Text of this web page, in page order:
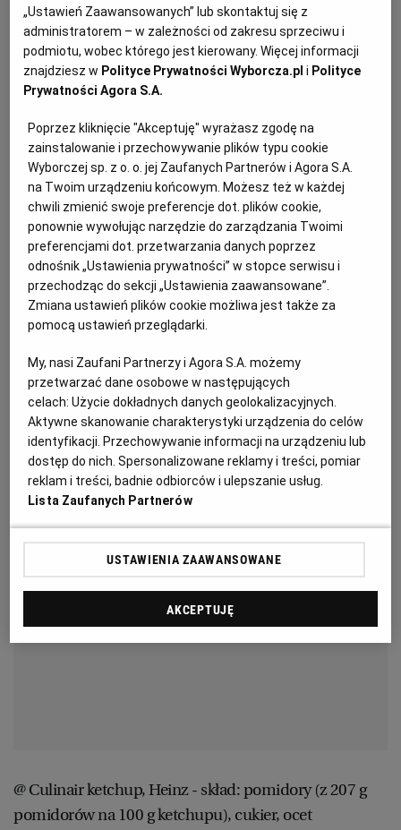
OLSZTYN
PŁOCK
POZNAŃ
RADOM
RYBNIK
RZESZÓW
SOSNOWIEC
SZCZECIN
TORUŃ
TRÓJMIASTO
ZAKOPANE
DZIECKO
POGODA
PODRÓŻE
WIDEO
FORUM
A substancje zagęszczające?
może być większy dodatek pomidorów, wtedy
zagęstnik będzie stanowiła zawarta w nich skrobia. Ale
ten dodatek musiałby być dużo większy, a to
przekładać się będzie na wyższą cenę - dodaje Ścibisz.
Niektórzy producenci zamiast ilości wykorzystanych
do produkcji pomidorów, podają zawartość
koncentratu. Zdaniem Ścibisz nie można jednak
powiedzieć, że ketchup z pomidorów jest lepszy od
tego z koncentratu czy purée.
Za radą specjalistki sprawdziliśmy składy kilkunastu
ketchupów. Zestawiamy, porządkując według tego, ile
pomidorów zużyto do wyprodukowania 100 g
ketchupu.
@ Culinair ketchup, Heinz - skład: pomidory (z 207 g
pomidorów na 100 g ketchupu), cukier, ocet
„Ustawień Zaawansowanych” lub skontaktuj się z
administratorem – w zależności od zakresu sprzeciwu i
podmiotu, wobec którego jest kierowany. Więcej informacji
znajdziesz w Polityce Prywatności Wyborcza.pl i Polityce
Prywatności Agora S.A.
Poprzez kliknięcie "Akceptuję" wyrażasz zgodę na
zainstalowanie i przechowywanie plików typu cookie
Wyborczej sp. z o. o. jej Zaufanych Partnerów i Agora S.A.
na Twoim urządzeniu końcowym. Możesz też w każdej
chwili zmienić swoje preferencje dot. plików cookie,
ponownie wywołując narzędzie do zarządzania Twoimi
preferencjami dot. przetwarzania danych poprzez
odnośnik „Ustawienia prywatności” w stopce serwisu i
przechodząc do sekcji „Ustawienia zaawansowane”.
Zmiana ustawień plików cookie możliwa jest także za
pomocą ustawień przeglądarki.
My, nasi Zaufani Partnerzy i Agora S.A. możemy
przetwarzać dane osobowe w następujących
celach:Użycie dokładnych danych geolokalizacyjnych.
Aktywne skanowanie charakterystyki urządzenia do celów
identyfikacji. Przechowywanie informacji na urządzeniu lub
dostęp do nich. Spersonalizowane reklamy i treści, pomiar
reklam i treści, badnie odbiorców i ulepszanie usług.
Lista Zaufanych Partnerów
USTAWIENIA ZAAWANSOWANE
AKCEPTUJĘ